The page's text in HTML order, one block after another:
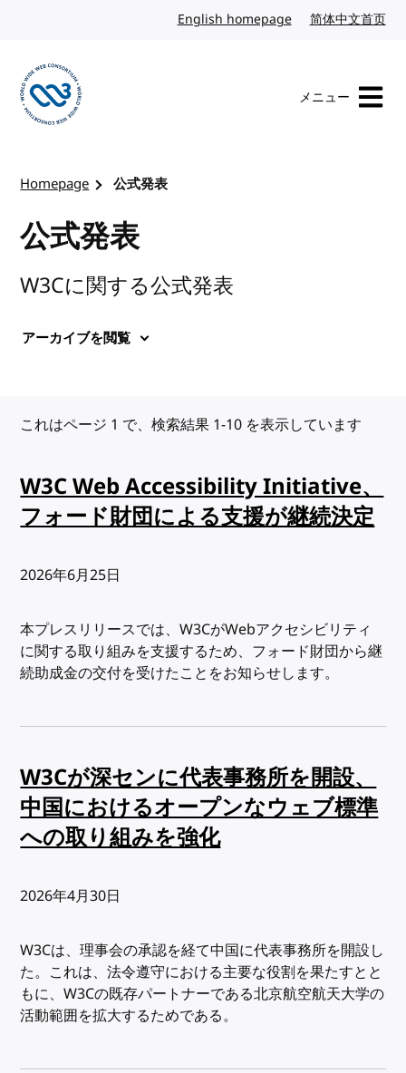
English homepage英語简体中文首页中
メニュー
Homepage 公式発表
公式発表
W3Cに関する公式発表
アーカイブを閲覧
これはページ 1 で、検索結果 1-10 を表示しています
W3C Web Accessibility Initiative、
フォード財団による支援が継続決定
出版日:
2026年6月25日
本プレスリリースでは、W3CがWebアクセシビリティ
に関する取り組みを支援するため、フォード財団から継
続助成金の交付を受けたことをお知らせします。
W3Cが深センに代表事務所を開設、
中国におけるオープンなウェブ標準
への取り組みを強化
出版日:
2026年4月30日
W3Cは、理事会の承認を経て中国に代表事務所を開設し
た。これは、法令遵守における主要な役割を果たすとと
もに、W3Cの既存パートナーである北京航空航天大学の
活動範囲を拡大するためである。